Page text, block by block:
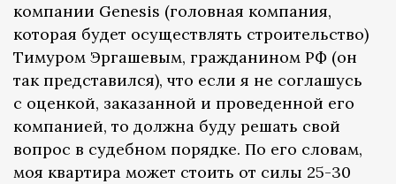
компании Genesis (головная компания,
которая будет осуществлять строительство)
Тимуром Эргашевым, гражданином РФ (он
так представился), что если я не соглашусь
с оценкой, заказанной и проведенной его
компанией, то должна буду решать свой
вопрос в судебном порядке. По его словам,
моя квартира может стоить от силы 25-30